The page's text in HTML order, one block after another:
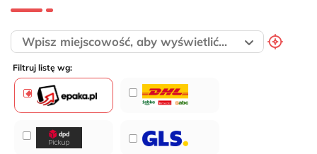
Filtruj listę wg: